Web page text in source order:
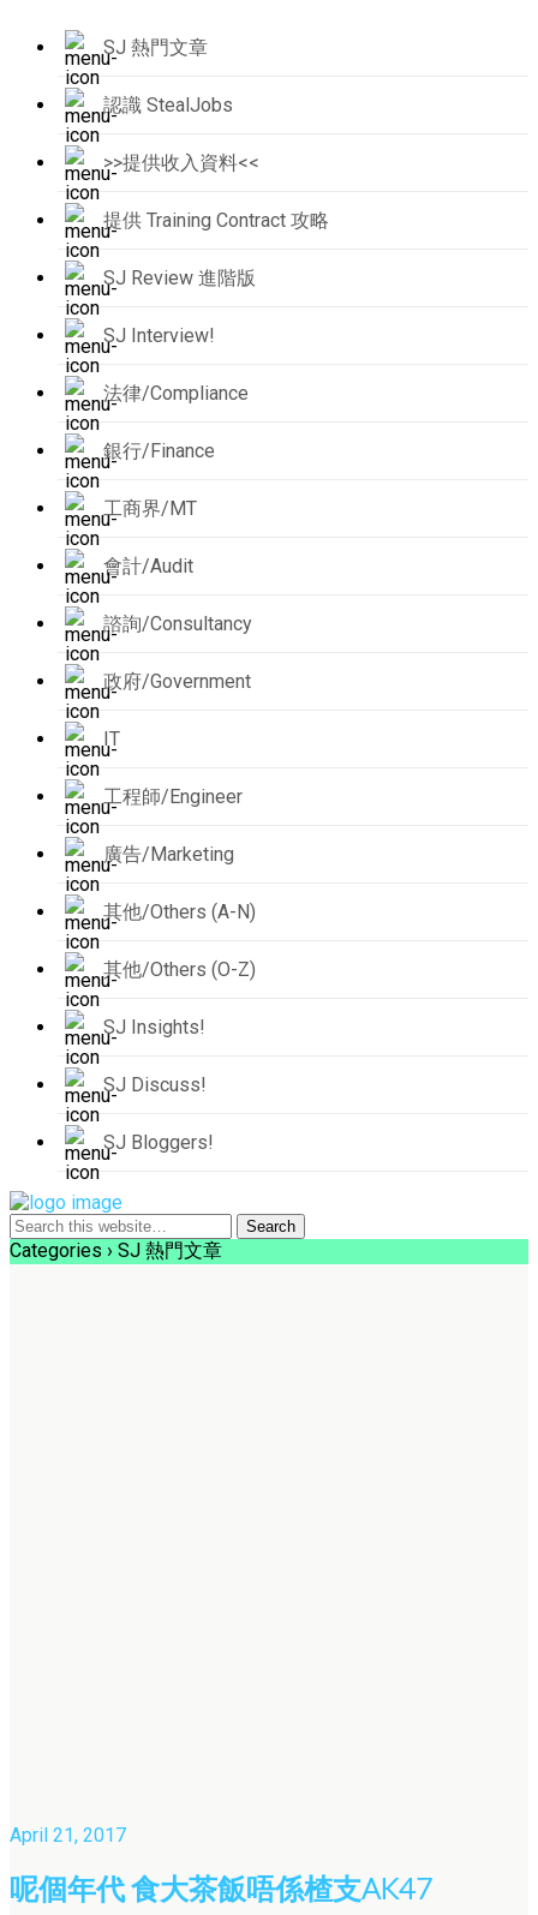
SJ 熱門文章
認識 StealJobs
>>提供收入資料<<
提供 Training Contract 攻略
SJ Review 進階版
SJ Interview!
法律/Compliance
銀行/Finance
工商界/MT
會計/Audit
諮詢/Consultancy
政府/Government
IT
工程師/Engineer
廣告/Marketing
其他/Others (A-N)
其他/Others (O-Z)
SJ Insights!
SJ Discuss!
SJ Bloggers!
Categories › SJ 熱門文章
April 21, 2017
呢個年代 食大茶飯唔係楂支AK47